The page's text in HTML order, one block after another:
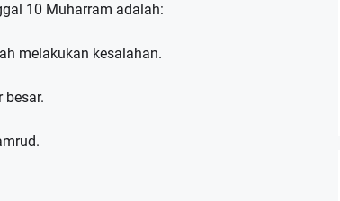
10 Muharram adalah:
melakukan kesalahan.
besar.